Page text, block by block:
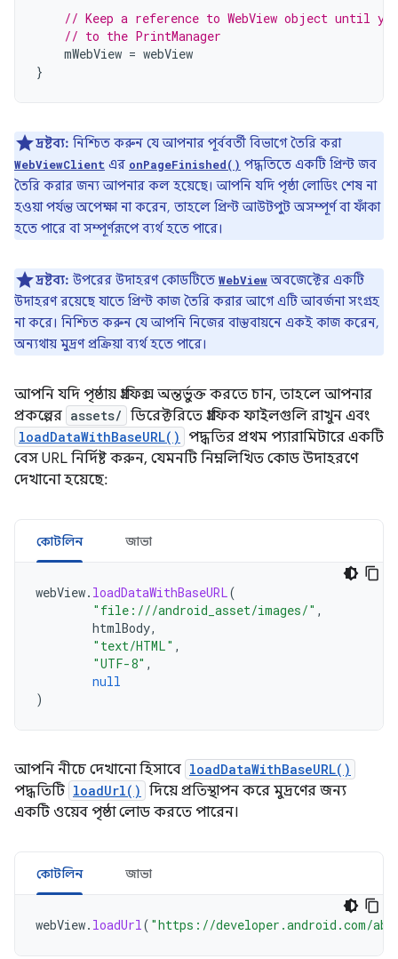
// Keep a reference to WebView object until
// to the PrintManager
mWebView = webView
}
দ্রষ্টব্য: নিশ্চিত করুন যে আপনার পূর্ববর্তী বিভাগে তৈরি করা
WebViewClient এর onPageFinished() পদ্ধতিতে একটি প্রিন্ট জব
তৈরি করার জন্য আপনার কল হয়েছে। আপনি যদি পৃষ্ঠা লোডিং শেষ না
হওয়া পর্যন্ত অপেক্ষা না করেন, তাহলে প্রিন্ট আউটপুট অসম্পূর্ণ বা ফাঁকা
হতে পারে বা সম্পূর্ণরূপে ব্যর্থ হতে পারে।
দ্রষ্টব্য: উপরের উদাহরণ কোডটিতে WebViewঅবজেক্টের একটি
উদাহরণ রয়েছে যাতে প্রিন্ট কাজ তৈরি করার আগে এটি আবর্জনা সংগ্রহ
না করে। নিশ্চিত করুন যে আপনি নিজের বাস্তবায়নে একই কাজ করেন,
অন্যথায় মুদ্রণ প্রক্রিয়া ব্যর্থ হতে পারে।
আপনি যদি পৃষ্ঠায় গ্রাফিক্স অন্তর্ভুক্ত করতে চান, তাহলে আপনার
প্রকল্পের assets/ ডিরেক্টরিতে গ্রাফিক ফাইলগুলি রাখুন এবং
loadDataWithBaseURL() পদ্ধতির প্রথম প্যারামিটারে একটি
বেস URL নির্দিষ্ট করুন, যেমনটি নিম্নলিখিত কোড উদাহরণে
দেখানো হয়েছে:
কোটলিন জাভা
webView. loadDataWithBaseURL(
"file:///android_asset/images/" ,
htmlBody,
"text/HTML" ,
"UTF-8" ,
null
)
আপনি নীচে দেখানো হিসাবে loadDataWithBaseURL()
পদ্ধতিটি loadUrl() দিয়ে প্রতিস্থাপন করে মুদ্রণের জন্য
একটি ওয়েব পৃষ্ঠা লোড করতে পারেন।
কোটলিন জাভা
webView. loadUrl( "https://developer.android.com/